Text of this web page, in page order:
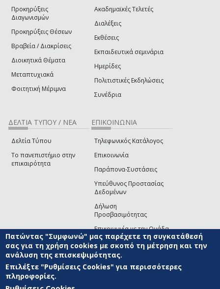
Προκηρύξεις
Διαγωνισμών
Προκηρύξεις Θέσεων
Βραβεία / Διακρίσεις
Διοικητικά Θέματα
Μεταπτυχιακά
Φοιτητική Μέριμνα
Ακαδημαϊκές Τελετές
Διαλέξεις
Εκθέσεις
Εκπαιδευτικά σεμινάρια
Ημερίδες
Πολιτιστικές Εκδηλώσεις
Συνέδρια
ΔΕΛΤΙΑ ΤΥΠΟΥ / ΝΕΑ
Δελτία Τύπου
Το πανεπιστήμιο στην
επικαιρότητα
ΕΠΙΚΟΙΝΩΝΙΑ
Τηλεφωνικός Κατάλογος
Επικοινωνία
Παράπονα-Συστάσεις
Υπεύθυνος Προστασίας
Δεδομένων
Δήλωση
Προσβασιμότητας
Επικοινωνία με την Ομάδα
Ανάπτυξης του site(link sends e-mail)
© ΠΑΝΕΠΙΣΤΗΜΙΟ ΑΙΓΑΙΟΥ ΟΡΟΙ ΧΡΗΣΗΣ
ΑΝΑΠΤΥΞΗΣ
Πατώντας "Συμφωνώ" μας παρέχετε τη συγκατάθεσή
σας για τη χρήση cookies με σκοπό τη μέτρηση και την
ανάλυση της επισκεψιμότητας.
Επιλέξτε "Ρυθμίσεις Cookies" για περισσότερες
πληροφορίες.